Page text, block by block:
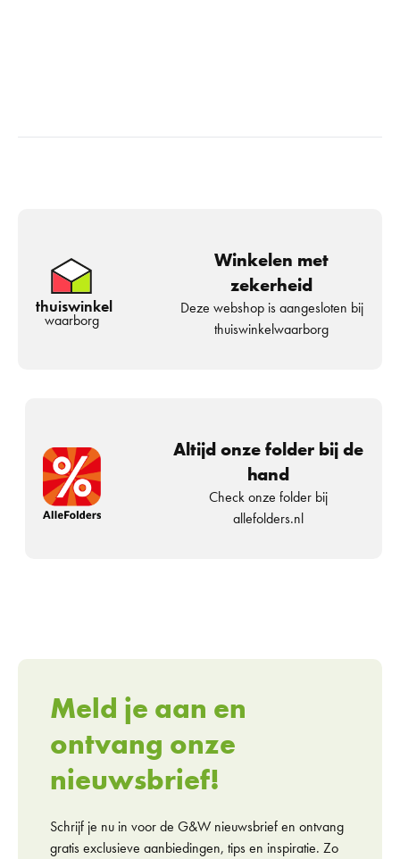
thuiswinkel
waarborg
Winkelen met
zekerheid
Deze webshop is aangesloten bij
thuiswinkelwaarborg
Altijd onze folder bij de
hand
Check onze folder bij
allefolders.nl
Meld je aan en
ontvang onze
nieuwsbrief!
Schrijf je nu in voor de G&W nieuwsbrief en ontvang
gratis exclusieve aanbiedingen, tips en inspiratie. Zo